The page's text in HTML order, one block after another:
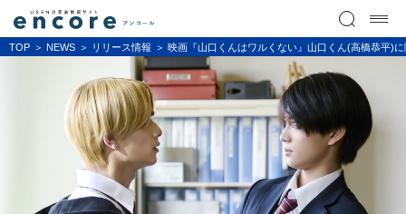
TOP NEWS リリース情報 映画『山口くんはワルくない』山口くん(高橋恭平)